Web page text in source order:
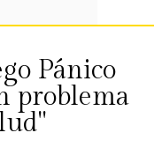
Pánico
problema